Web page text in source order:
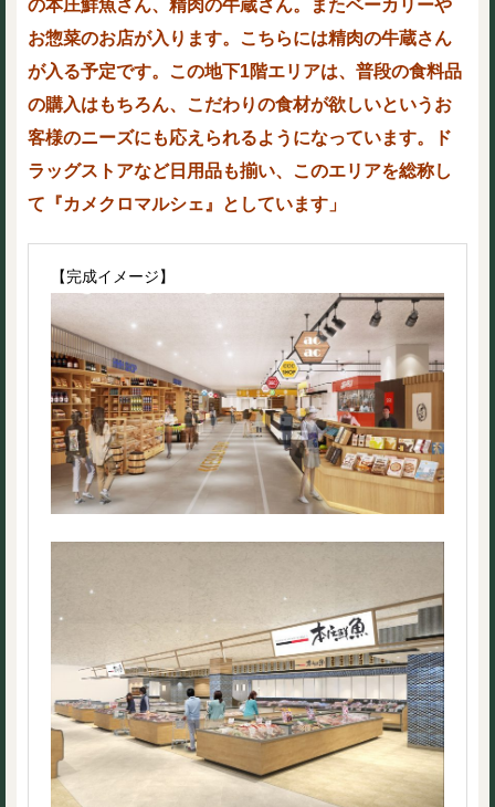
の本庄鮮魚さん、精肉の牛蔵さん。またベーカリーや
お惣菜のお店が入ります。こちらには精肉の牛蔵さん
が入る予定です。この地下1階エリアは、普段の食料品
の購入はもちろん、こだわりの食材が欲しいというお
客様のニーズにも応えられるようになっています。ド
ラッグストアなど日用品も揃い、このエリアを総称し
て『カメクロマルシェ』としています」
【完成イメージ】